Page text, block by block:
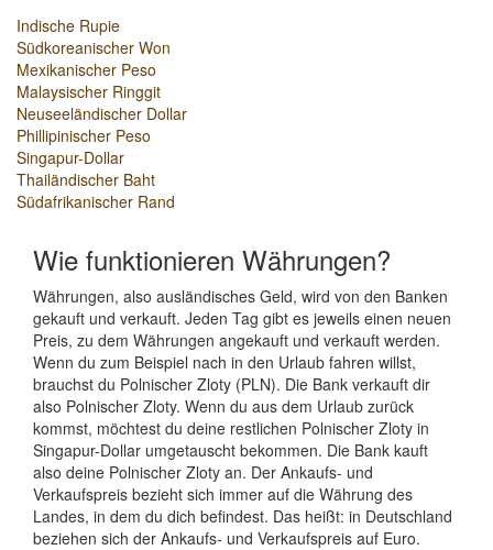
Indische Rupie
Südkoreanischer Won
Mexikanischer Peso
Malaysischer Ringgit
Neuseeländischer Dollar
Phillipinischer Peso
Singapur-Dollar
Thailändischer Baht
Südafrikanischer Rand
Wie funktionieren Währungen?
Währungen, also ausländisches Geld, wird von den Banken
gekauft und verkauft. Jeden Tag gibt es jeweils einen neuen
Preis, zu dem Währungen angekauft und verkauft werden.
Wenn du zum Beispiel nach in den Urlaub fahren willst,
brauchst du Polnischer Zloty (PLN). Die Bank verkauft dir
also Polnischer Zloty. Wenn du aus dem Urlaub zurück
kommst, möchtest du deine restlichen Polnischer Zloty in
Singapur-Dollar umgetauscht bekommen. Die Bank kauft
also deine Polnischer Zloty an. Der Ankaufs- und
Verkaufspreis bezieht sich immer auf die Währung des
Landes, in dem du dich befindest. Das heißt: in Deutschland
beziehen sich der Ankaufs- und Verkaufspreis auf Euro.